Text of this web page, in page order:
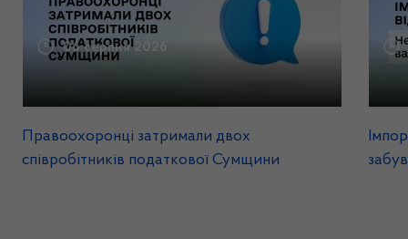
06 серпня 2026
Правоохоронці затримали двох
співробітників податкової Сумщини